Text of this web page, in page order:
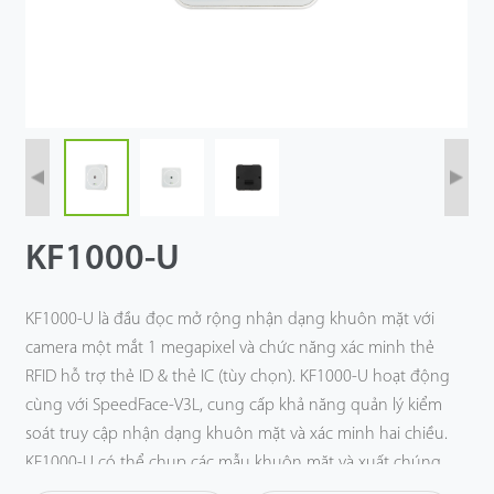
KF1000-U
KF1000-U là đầu đọc mở rộng nhận dạng khuôn mặt với
camera một mắt 1 megapixel và chức năng xác minh thẻ
RFID hỗ trợ thẻ ID & thẻ IC (tùy chọn). KF1000-U hoạt động
cùng với SpeedFace-V3L, cung cấp khả năng quản lý kiểm
soát truy cập nhận dạng khuôn mặt và xác minh hai chiều.
KF1000-U có thể chụp các mẫu khuôn mặt và xuất chúng